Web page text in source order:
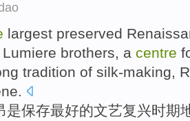
largest preserved
Lumiere brothers, a centre
tradition of silk-making,
.
是保存最好的文艺复兴时期